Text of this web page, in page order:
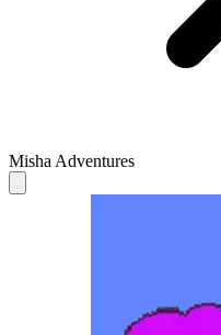
Misha Adventures